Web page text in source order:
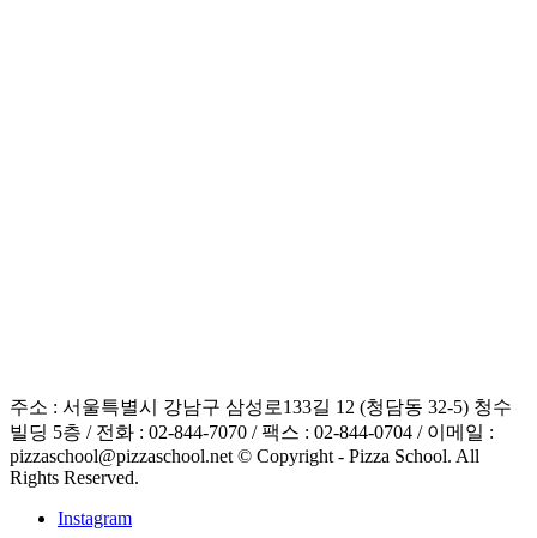
주소 : 서울특별시 강남구 삼성로133길 12 (청담동 32-5) 청수
빌딩 5층 / 전화 : 02-844-7070 / 팩스 : 02-844-0704 / 이메일 :
pizzaschool@pizzaschool.net © Copyright - Pizza School. All
Rights Reserved.
Instagram